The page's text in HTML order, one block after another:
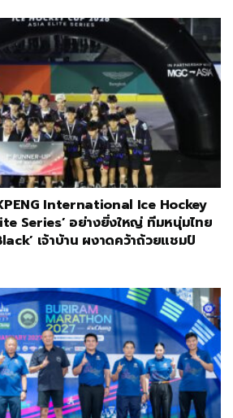
International Ice Hockey
Series’ อย่างยิ่งใหญ่ ทีมหนุ่มไทย
เจ้าบ้าน ผงาดคว้าถ้วยแชมป์